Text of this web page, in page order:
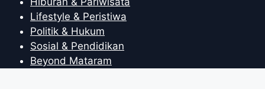
Lifestyle & Peristiwa
Politik & Hukum
Sosial & Pendidikan
Beyond Mataram